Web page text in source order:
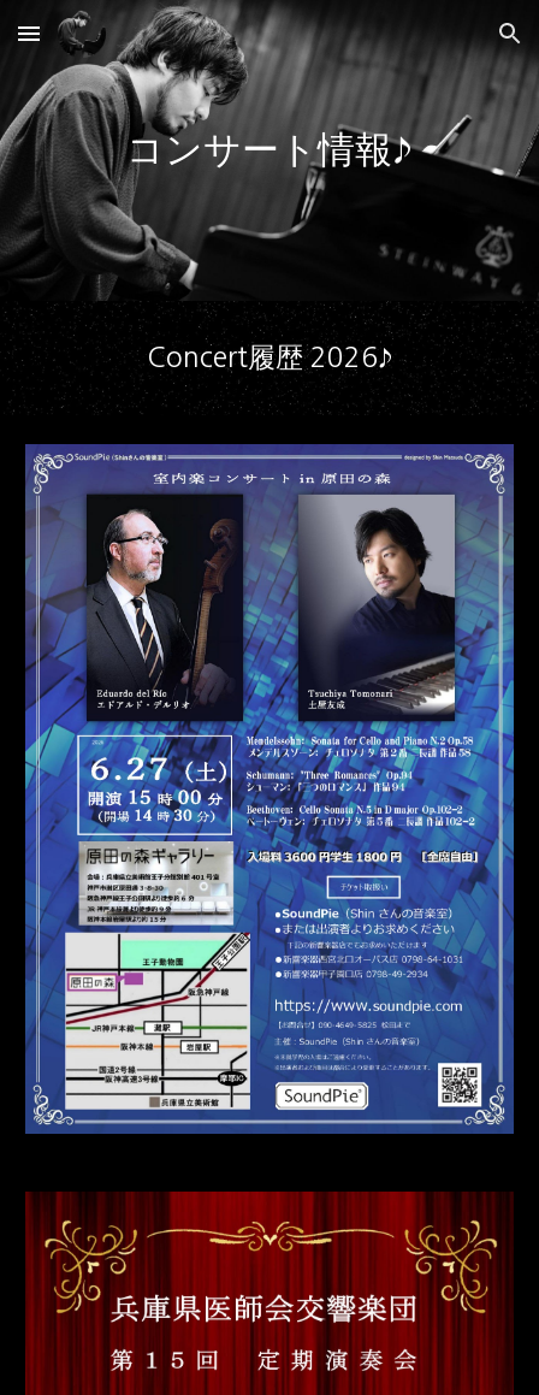
Skip to main content Skip to navigation
コンサート情報♪
Concert履歴 2026♪